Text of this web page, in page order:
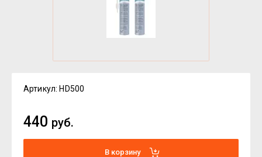
Артикул: HD500
440 руб.
В корзину